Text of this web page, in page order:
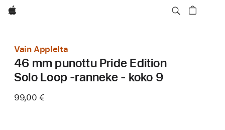
Apple
Vain Applelta
46 mm punottu Pride Edition
Solo Loop ‑ranneke - koko 9
99,00 €